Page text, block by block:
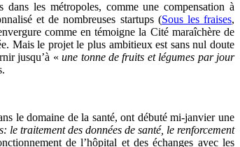
dans les métropoles, comme une compensation à
et de nombreuses startups (Sous les fraises,
comme en témoigne la Cité maraîchère de
Mais le projet le plus ambitieux est sans nul doute
jusqu’à «une tonne de fruits et légumes par jour
le domaine de la santé, ont débuté mi-janvier une
traitement des données de santé, le renforcement
de l’hôpital et des échanges avec les